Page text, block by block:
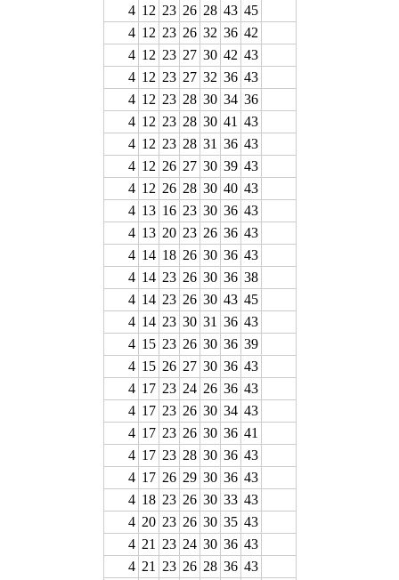
4 12 23 26 28 43 45
4 12 23 26 32 36 42
4 12 23 27 30 42 43
4 12 23 27 32 36 43
4 12 23 28 30 34 36
4 12 23 28 30 41 43
4 12 23 28 31 36 43
4 12 26 27 30 39 43
4 12 26 28 30 40 43
4 13 16 23 30 36 43
4 13 20 23 26 36 43
4 14 18 26 30 36 43
4 14 23 26 30 36 38
4 14 23 26 30 43 45
4 14 23 30 31 36 43
4 15 23 26 30 36 39
4 15 26 27 30 36 43
4 17 23 24 26 36 43
4 17 23 26 30 34 43
4 17 23 26 30 36 41
4 17 23 28 30 36 43
4 17 26 29 30 36 43
4 18 23 26 30 33 43
4 20 23 26 30 35 43
4 21 23 24 30 36 43
4 21 23 26 28 36 43